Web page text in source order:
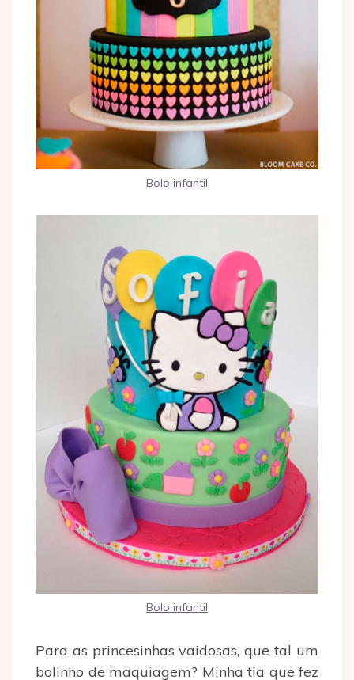
Bolo infantil
Bolo infantil
Para as princesinhas vaidosas, que tal um
bolinho de maquiagem? Minha tia que fez